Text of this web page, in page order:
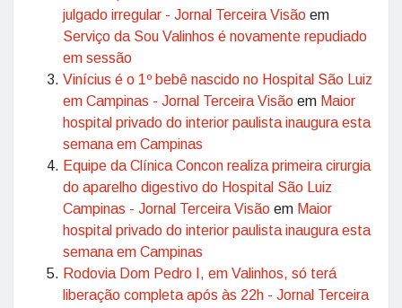
julgado irregular - Jornal Terceira Visão em
Serviço da Sou Valinhos é novamente repudiado
em sessão
Vinícius é o 1º bebê nascido no Hospital São Luiz
em Campinas - Jornal Terceira Visão em Maior
hospital privado do interior paulista inaugura esta
semana em Campinas
Equipe da Clínica Concon realiza primeira cirurgia
do aparelho digestivo do Hospital São Luiz
Campinas - Jornal Terceira Visão em Maior
hospital privado do interior paulista inaugura esta
semana em Campinas
Rodovia Dom Pedro I, em Valinhos, só terá
liberação completa após às 22h - Jornal Terceira